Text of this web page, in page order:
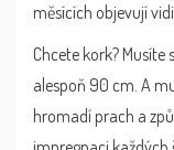
měsících objevují
Chcete kork?
alespoň 90 cm. A
hromadí prach a